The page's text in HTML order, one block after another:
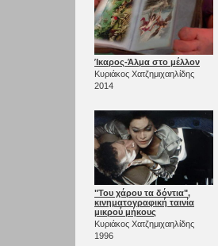
Ίκαρος-Άλμα στο μέλλον
Κυριάκος Χατζημιχαηλίδης
2014
"Του χάρου τα δόντια",
κινηματογραφική ταινία
μικρού μήκους
Κυριάκος Χατζημιχαηλίδης
1996